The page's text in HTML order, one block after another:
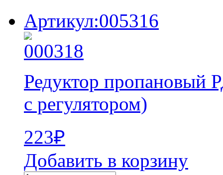
Артикул:005316
Редуктор пропановый
с регулятором)
223₽
Добавить в корзину